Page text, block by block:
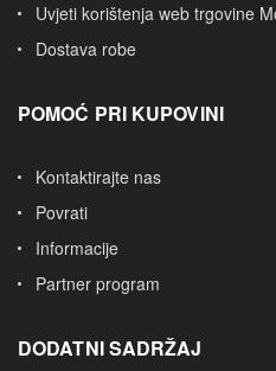
Uvjeti korištenja web trgovine
Dostava robe
POMOĆ PRI KUPOVINI
Kontaktirajte nas
Povrati
Informacije
Partner program
DODATNI SADRŽAJ